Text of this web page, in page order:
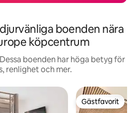
boenden nära
köpcentrum
boenden har höga betyg för
renlighet och mer.
Gästfavorit
Gästfavorit